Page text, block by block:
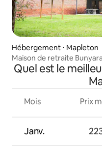
Hébergement ⋅ Mapleton
Maison de retraite
Quel est le
Mois
Janv.
Prix